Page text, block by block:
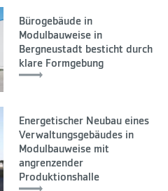
Bürogebäude in
Modulbauweise in
Bergneustadt besticht durch
klare Formgebung
Energetischer Neubau eines
Verwaltungsgebäudes in
Modulbauweise mit
angrenzender
Produktionshalle